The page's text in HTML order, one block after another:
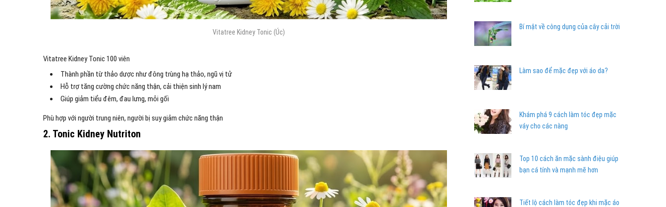
Vitatree Kidney Tonic (Úc)
Vitatree Kidney Tonic 100 viên
Thành phần từ thảo dược như đông trùng hạ thảo, ngũ vị tử
Hỗ trợ tăng cường chức năng thận, cải thiện sinh lý nam
Giúp giảm tiểu đêm, đau lưng, mỏi gối
Phù hợp với người trung niên, người bị suy giảm chức năng thận
2. Tonic Kidney Nutriton
Bí mật về công dụng của cây cải trời
Làm sao để mặc đẹp với áo da?
Khám phá 9 cách làm tóc đẹp mặc
váy cho các nàng
Top 10 cách ăn mặc sành điệu giúp
bạn cá tính và mạnh mẽ hơn
Tiết lộ cách làm tóc đẹp khi mặc áo